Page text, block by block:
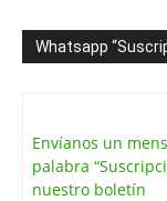
Whatsapp
Envíanos un
palabra
nuestro boletín